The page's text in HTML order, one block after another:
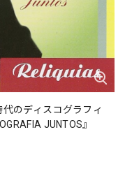
のディスコグラフィ
JUNTOS』